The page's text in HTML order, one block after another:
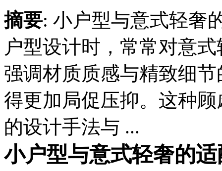
摘要: 小户型与意式轻奢
户型设计时，常常对意
强调材质质感与精致细
得更加局促压抑。这种
的设计手法与 ...
小户型与意式轻奢的